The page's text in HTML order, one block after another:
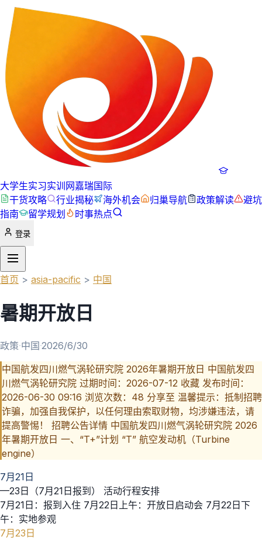
大学生实习实训网嘉瑞国际
干货攻略
行业揭秘 海外机会 归巢导航 政策解读
避坑
指南
留学规划 时事热点
登录
首页 > asia-pacific > 中国
暑期开放日
政策·中国·2026/6/30
中国航发四川燃气涡轮研究院 2026年暑期开放日 中国航发四
川燃气涡轮研究院 过期时间：2026-07-12 收藏 发布时间：
2026-06-30 09:16 浏览次数：48 分享至 温馨提示：抵制招聘
诈骗，加强自我保护，以任何理由索取财物，均涉嫌违法，请
提高警惕！ 招聘公告详情 中国航发四川燃气涡轮研究院 2026
年暑期开放日 一、“T+”计划 “T” 航空发动机（Turbine
engine）
7月21日
—23日（7月21日报到） 活动行程安排
7月21日：报到入住 7月22日上午：开放日启动会 7月22日下
午：实地参观
7月23日